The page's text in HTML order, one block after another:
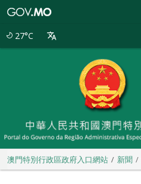
27°C
澳門特別行政區政府入口網站 新聞